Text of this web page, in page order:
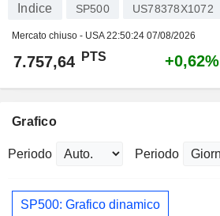
Indice SP500 US78378X1072
Mercato chiuso - USA22:50:24 07/08/2026
7.757,64 PTS +0,62%
Grafico
Periodo Periodo
SP500: Grafico dinamico